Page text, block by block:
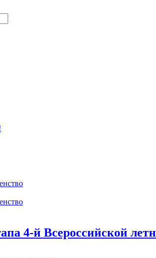
4-й Всероссийской